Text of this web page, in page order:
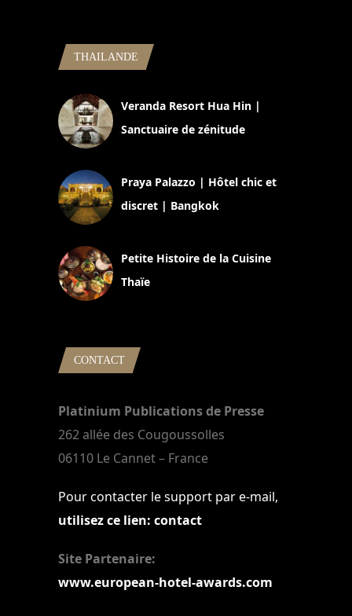
THAILANDE
Veranda Resort Hua Hin |
Sanctuaire de zénitude
Praya Palazzo | Hôtel chic et
discret | Bangkok
Petite Histoire de la Cuisine
Thaïe
CONTACT
Platinium Publications de Presse
262 allée des Cougoussolles
06110 Le Cannet – France
Pour contacter le support par e-mail,
utilisez ce lien: contact
Site Partenaire:
www.european-hotel-awards.com